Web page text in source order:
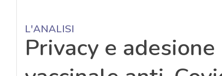
L'ANALISI
Privacy e